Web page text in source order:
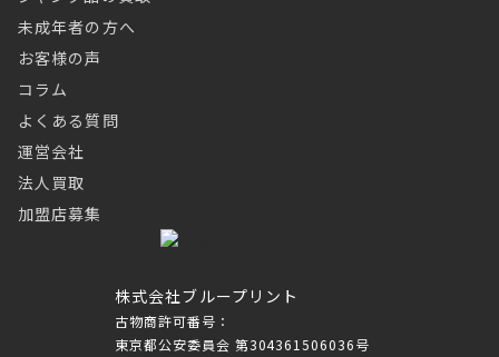
株式会社ブループリント
古物商許可番号：
東京都公安委員会 第304361506036号
未成年者の方へ
お客様の声
コラム
よくある質問
運営会社
法人買取
加盟店募集